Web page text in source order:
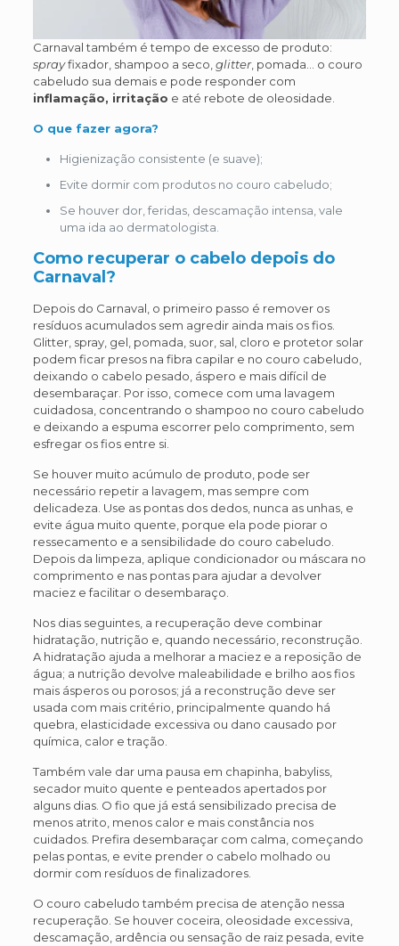
Carnaval também é tempo de excesso de produto:
sprayfixador, shampoo a seco, glitter, pomada… o couro
cabeludo sua demais e pode responder com
inflamação, irritação e até rebote de oleosidade.
O que fazer agora?
Higienização consistente (e suave);
Evite dormir com produtos no couro cabeludo;
Se houver dor, feridas, descamação intensa, vale
uma ida ao dermatologista.
Como recuperar o cabelo depois do
Carnaval?
Depois do Carnaval, o primeiro passo é remover os
resíduos acumulados sem agredir ainda mais os fios.
Glitter, spray, gel, pomada, suor, sal, cloro e protetor solar
podem ficar presos na fibra capilar e no couro cabeludo,
deixando o cabelo pesado, áspero e mais difícil de
desembaraçar. Por isso, comece com uma lavagem
cuidadosa, concentrando o shampoo no couro cabeludo
e deixando a espuma escorrer pelo comprimento, sem
esfregar os fios entre si.
Se houver muito acúmulo de produto, pode ser
necessário repetir a lavagem, mas sempre com
delicadeza. Use as pontas dos dedos, nunca as unhas, e
evite água muito quente, porque ela pode piorar o
ressecamento e a sensibilidade do couro cabeludo.
Depois da limpeza, aplique condicionador ou máscara no
comprimento e nas pontas para ajudar a devolver
maciez e facilitar o desembaraço.
Nos dias seguintes, a recuperação deve combinar
hidratação, nutrição e, quando necessário, reconstrução.
A hidratação ajuda a melhorar a maciez e a reposição de
água; a nutrição devolve maleabilidade e brilho aos fios
mais ásperos ou porosos; já a reconstrução deve ser
usada com mais critério, principalmente quando há
quebra, elasticidade excessiva ou dano causado por
química, calor e tração.
Também vale dar uma pausa em chapinha, babyliss,
secador muito quente e penteados apertados por
alguns dias. O fio que já está sensibilizado precisa de
menos atrito, menos calor e mais constância nos
cuidados. Prefira desembaraçar com calma, começando
pelas pontas, e evite prender o cabelo molhado ou
dormir com resíduos de finalizadores.
O couro cabeludo também precisa de atenção nessa
recuperação. Se houver coceira, oleosidade excessiva,
descamação, ardência ou sensação de raiz pesada, evite